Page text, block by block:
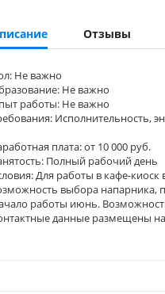
Отзывы
Не важно
Не важно
работы: Не важно
Исполнительность,
плата: от 10 000 руб.
Полный рабочий день
Для работы в кафе-
выбора напарника,
работы июнь.
данные размещены